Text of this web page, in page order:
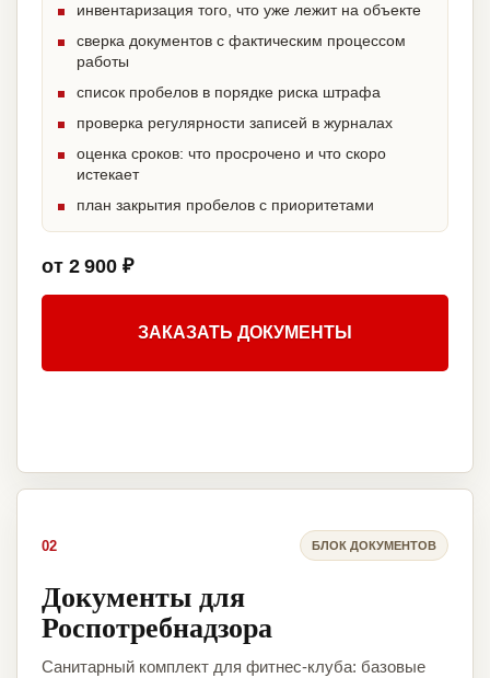
инвентаризация того, что уже лежит на объекте
сверка документов с фактическим процессом
работы
список пробелов в порядке риска штрафа
проверка регулярности записей в журналах
оценка сроков: что просрочено и что скоро
истекает
план закрытия пробелов с приоритетами
от 2 900 ₽
ЗАКАЗАТЬ ДОКУМЕНТЫ
02 БЛОК ДОКУМЕНТОВ
Документы для
Роспотребнадзора
Санитарный комплект для фитнес-клуба: базовые